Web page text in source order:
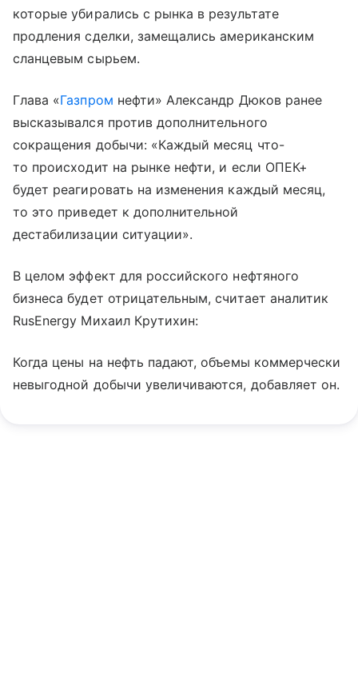
которые убирались с рынка в результате
продления сделки, замещались американским
сланцевым сырьем.
Глава «Газпром нефти» Александр Дюков ранее
высказывался против дополнительного
сокращения добычи: «Каждый месяц что-
то происходит на рынке нефти, и если ОПЕК+
будет реагировать на изменения каждый месяц,
то это приведет к дополнительной
дестабилизации ситуации».
В целом эффект для российского нефтяного
бизнеса будет отрицательным, считает аналитик
RusEnergy Михаил Крутихин:
Когда цены на нефть падают, объемы коммерчески
невыгодной добычи увеличиваются, добавляет он.